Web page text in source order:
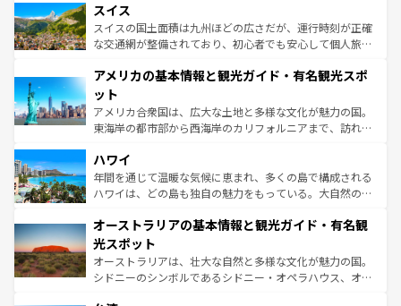
を参照してほしい。
は、お酒好きな人にはぜひ体験してほしい。 なお、新着の
ドイツ情報はコンテンツ一覧を参照してほしい。
リアごとに異なる魅力がある。また、優雅なアフタヌーン
ティー、ビール好きにはたまらない英国パブ、サッカー観
戦など、本場だからこそできる体験も豊富。イギリスを旅
ンツ一覧を参照してほしい。
スイス
スイスの国土面積は九州ほどの広さだが、運行時刻が正確
な交通網が整備されており、初心者でも安心して個人旅行
の建物がそのまま残る町や、スイスならではのユニークな
博物館もあり、アルプス観光だけでなく町歩きも満喫する
ことができる。国民の所得が高いため物価も高いが、旅行
者向けの交通パス提供のサービスもあり、うまく活用すれ
着のスイス情報は
アメリカの基本情報と観光ガイド・有名観光スポ
ット
アメリカ合衆国は、広大な土地と多様な文化が魅力の国。
東海岸の都市部から西海岸のカリフォルニアまで、訪れる
のような巨大都市は、観光、ショッピング、エンターテイ
ンメントが詰まった刺激的なスポットだ。一方、アメリカ
西部には大自然が広がり、グランドキャニオンやイエロー
部のニューオーリンズでは、音楽と美食が融合した独特の
文化が魅力。旅行者はアメリカの各地域で異なる魅力を楽
しみながら、その多様性と豊かな歴史を感じることができ
るだろう。車でのロードトリップや列車の旅も、アメリカ
ハワイ
年間を通じて温暖な気候に恵まれ、多くの島で構成される
ハワイは、どの島も独自の魅力をもっている。大自然の神
ワイ島は見逃せない。また、定番の観光地といえばオアフ
島だが、静かな自然を求めるならマウイ島やカウアイ島が
おすすめ。エメラルドグリーンに輝く海をはじめ、豊かな
文化や歴史が息づいている。「アロハスピリット」と呼ば
オーストラリアの基本情報と観光ガイド・有名観
光スポット
オーストラリアは、壮大な自然と多様な文化が魅力の国。
シドニーのシンボルであるシドニー・オペラハウス、オー